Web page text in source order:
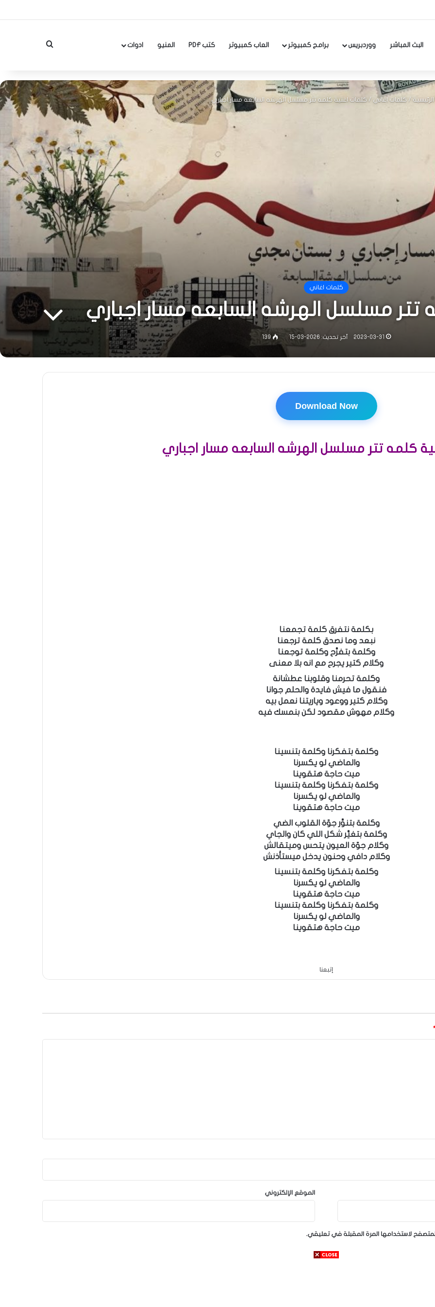
البث المباشر ووردبريس برامج كمبيوتر العاب كمبيوتر كتب PDF المنيو ادوات بحث عن
الرئيسية / كلمات اغاني / كلمات اغنية كلمه تتر مسلسل الهرشه السابعه مسار اجباري
كلمات اغاني
تتر مسلسل الهرشه السابعه مسار اجباري
2023-03-31 آخر تحديث: 2026-03-15 139
Download Now
كلمه تتر مسلسل الهرشه السابعه مسار اجباري
بكلمة نتفرق كلمة تجمعنا
نبعد وما نصدق كلمة ترجعنا
وكلمة بتفرَّح وكلمة توجعنا
وكلام كتير يجرح مع انه بلا معنى
وكلمة تحرمنا وقلوبنا عطشانة
فنقول ما فيش فايدة والحلم جوانا
وكلام كتير ووعود وياريتنا نعمل بيه
وكلام مهوش مقصود لكن بنمسك فيه
وكلمة بتفكرنا وكلمة بتنسينا
والماضي لو يكسرنا
ميت حاجة هتقوينا
وكلمة بتفكرنا وكلمة بتنسينا
والماضي لو يكسرنا
ميت حاجة هتقوينا
وكلمة بتنوَّر جوّة القلوب الضي
وكلمة بتغيَّر شكل اللي كان والجاي
وكلام جوّة العيون يتحس وميتقالش
وكلام دافي وحنون يدخل ميستأذنش
وكلمة بتفكرنا وكلمة بتنسينا
والماضي لو يكسرنا
ميت حاجة هتقوينا
وكلمة بتفكرنا وكلمة بتنسينا
والماضي لو يكسرنا
ميت حاجة هتقوينا
إتبعنا
*
الموقع الإلكتروني
لاستخدامها المرة المقبلة في تعليقي.